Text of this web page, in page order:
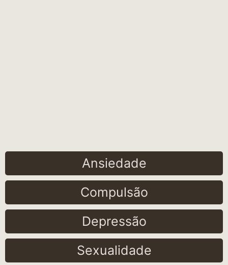
Ansiedade
Compulsão
Depressão
Sexualidade